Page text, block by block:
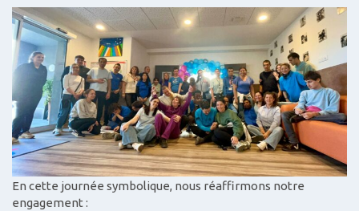
En cette journée symbolique, nous réaffirmons notre
engagement :